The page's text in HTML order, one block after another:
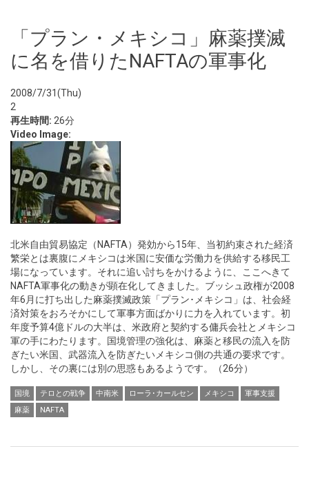
「プラン・メキシコ」麻薬撲滅
に名を借りたNAFTAの軍事化
2008/7/31(Thu)
2
再生時間: 26分
Video Image:
北米自由貿易協定（NAFTA）発効から15年、当初約束された経済
繁栄とは裏腹にメキシコは米国に安価な労働力を供給する移民工
場になっています。それに追い討ちをかけるように、ここへきて
NAFTA軍事化の動きが顕在化してきました。ブッシュ政権が2008
年6月に打ち出した麻薬撲滅政策「プラン･メキシコ」は、社会経
済対策をおろそかにして軍事方面ばかりに力を入れています。初
年度予算4億ドルの大半は、米政府と契約する傭兵会社とメキシコ
軍の手にわたります。国境管理の強化は、麻薬と移民の流入を防
ぎたい米国、武器流入を防ぎたいメキシコ側の共通の要求です。
しかし、その裏には別の思惑もあるようです。（26分）
国境 テロとの戦争 中南米 ローラ･カールセン メキシコ
軍事支援
麻薬
NAFTA